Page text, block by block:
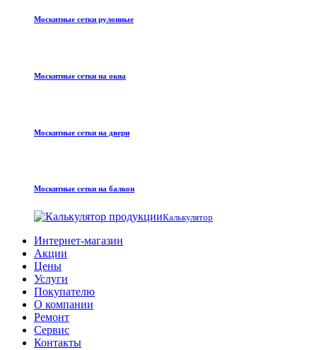
Москитные сетки рулонные
Москитные сетки на окна
Москитные сетки на двери
Москитные сетки на балкон
Калькулятор
Интернет-магазин
Акции
Цены
Услуги
Покупателю
О компании
Ремонт
Сервис
Контакты